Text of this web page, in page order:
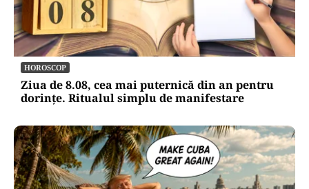
HOROSCOP
Ziua de 8.08, cea mai puternică din an pentru
dorințe. Ritualul simplu de manifestare